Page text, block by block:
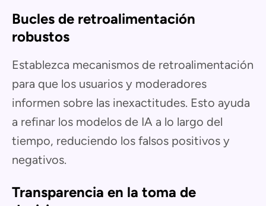
Bucles de retroalimentación
robustos
Establezca mecanismos de retroalimentación
para que los usuarios y moderadores
informen sobre las inexactitudes. Esto ayuda
a refinar los modelos de IA a lo largo del
tiempo, reduciendo los falsos positivos y
negativos.
Transparencia en la toma de